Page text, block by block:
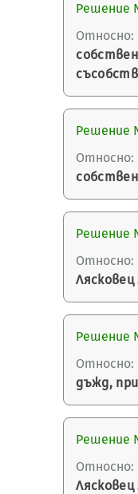
Решение
Относно:
Решение
Относно:
Решение
Относно:
Решение
Относно:
дъжд,
Решение
Относно:
Лясковец